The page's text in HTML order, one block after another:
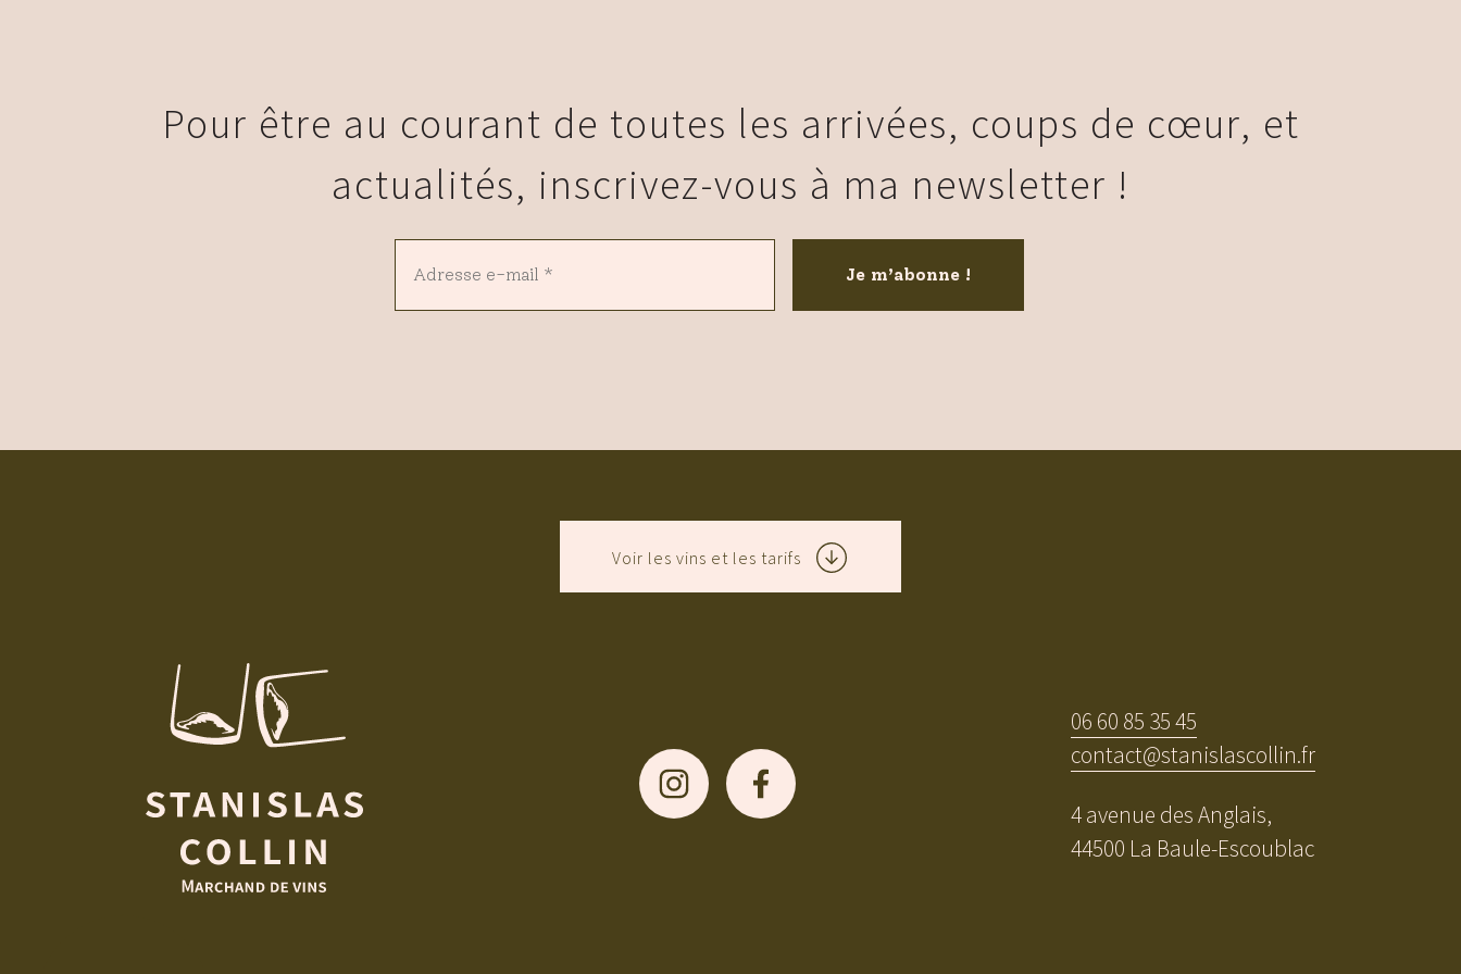
Pour être au courant de toutes les arrivées, coups de cœur, et
actualités, inscrivez-vous à ma newsletter !
Voir les vins et les tarifs
06 60 85 35 45
contact@stanislascollin.fr
4 avenue des Anglais,
44500 La Baule-Escoublac